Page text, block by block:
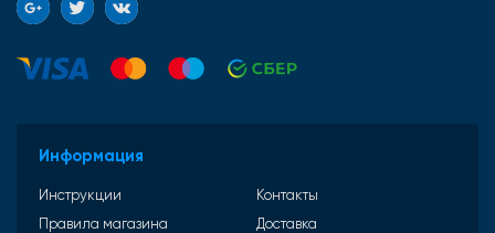
Информация
Инструкции
Контакты
Правила магазина
Доставка